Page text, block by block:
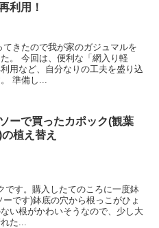
利用！
きたので我が家のガジュマルを
。 今回は、便利な「網入り軽
用など、自分なりの工夫を盛り込
準備し...
ーで買ったカポック(観葉
植え替え
です。購入したてのころに一度鉢
です)鉢底の穴から根っこがひょ
い根がかわいそうなので、少し大
た...